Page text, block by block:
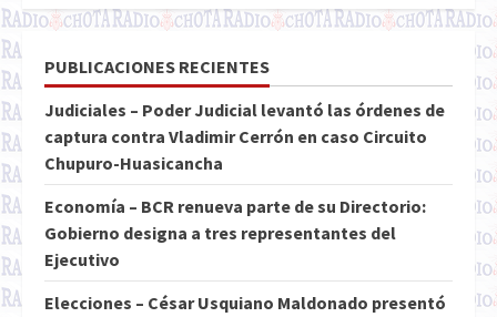
PUBLICACIONES RECIENTES
Judiciales – Poder Judicial levantó las órdenes de
captura contra Vladimir Cerrón en caso Circuito
Chupuro-Huasicancha
Economía – BCR renueva parte de su Directorio:
Gobierno designa a tres representantes del
Ejecutivo
Elecciones – César Usquiano Maldonado presentó